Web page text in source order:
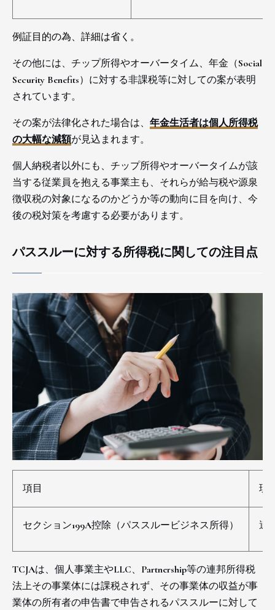
例証目的の為、詳細は省く。
その他には、チップ所得やオーバータイム、年金（Social
Security Benefits）に対する非課税等に対しての案が表明
されています。
その案が法律化された場合は、 年金生活者は個人所得税
の大幅な減額が見込まれます。
個人納税者以外にも、チップ所得やオーバータイムが該
当する従業員を抱える事業主も、それらが給与税や源泉
徴収税の対象になるのかどうか等の動向に目を向け、今
後の税対策を考慮する必要があります。
パススルーに対する所得税に関しての注目点
項目 現
セクション199A控除（パススルービジネス所得） 適
TCJAは、個人事業主やLLC、Partnership等の連邦所得税
法上その事業体には課税されず、その事業体の収益が事
業体の所有者の申告書で申告されるパススルーに対して